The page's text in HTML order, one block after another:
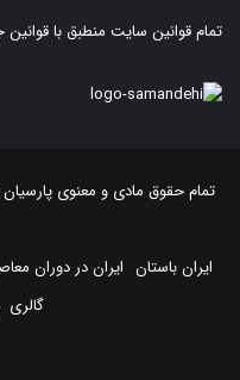
تمام قوانین سایت منطبق با
تمام حقوق مادی و معنوی پارسیان
ایران باستان ایران در دوران
گالری